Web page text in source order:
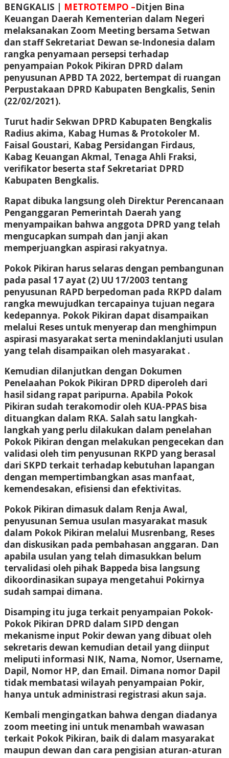
BENGKALIS | METROTEMPO –Ditjen Bina
Keuangan Daerah Kementerian dalam Negeri
melaksanakan Zoom Meeting bersama Setwan
dan staff Sekretariat Dewan se-Indonesia dalam
rangka penyamaan persepsi terhadap
penyampaian Pokok Pikiran DPRD dalam
penyusunan APBD TA 2022, bertempat di ruangan
Perpustakaan DPRD Kabupaten Bengkalis, Senin
(22/02/2021).
Turut hadir Sekwan DPRD Kabupaten Bengkalis
Radius akima, Kabag Humas & Protokoler M.
Faisal Goustari, Kabag Persidangan Firdaus,
Kabag Keuangan Akmal, Tenaga Ahli Fraksi,
verifikator beserta staf Sekretariat DPRD
Kabupaten Bengkalis.
Rapat dibuka langsung oleh Direktur Perencanaan
Penganggaran Pemerintah Daerah yang
menyampaikan bahwa anggota DPRD yang telah
mengucapkan sumpah dan janji akan
memperjuangkan aspirasi rakyatnya.
Pokok Pikiran harus selaras dengan pembangunan
pada pasal 17 ayat (2) UU 17/2003 tentang
penyusunan RAPD berpedoman pada RKPD dalam
rangka mewujudkan tercapainya tujuan negara
kedepannya. Pokok Pikiran dapat disampaikan
melalui Reses untuk menyerap dan menghimpun
aspirasi masyarakat serta menindaklanjuti usulan
yang telah disampaikan oleh masyarakat .
Kemudian dilanjutkan dengan Dokumen
Penelaahan Pokok Pikiran DPRD diperoleh dari
hasil sidang rapat paripurna. Apabila Pokok
Pikiran sudah terakomodir oleh KUA-PPAS bisa
dituangkan dalam RKA. Salah satu langkah-
langkah yang perlu dilakukan dalam penelahan
Pokok Pikiran dengan melakukan pengecekan dan
validasi oleh tim penyusunan RKPD yang berasal
dari SKPD terkait terhadap kebutuhan lapangan
dengan mempertimbangkan asas manfaat,
kemendesakan, efisiensi dan efektivitas.
Pokok Pikiran dimasuk dalam Renja Awal,
penyusunan Semua usulan masyarakat masuk
dalam Pokok Pikiran melalui Musrenbang, Reses
dan diskusikan pada pembahasan anggaran. Dan
apabila usulan yang telah dimasukkan belum
tervalidasi oleh pihak Bappeda bisa langsung
dikoordinasikan supaya mengetahui Pokirnya
sudah sampai dimana.
Disamping itu juga terkait penyampaian Pokok-
Pokok Pikiran DPRD dalam SIPD dengan
mekanisme input Pokir dewan yang dibuat oleh
sekretaris dewan kemudian detail yang diinput
meliputi informasi NIK, Nama, Nomor, Username,
Dapil, Nomor HP, dan Email. Dimana nomor Dapil
tidak membatasi wilayah penyampaian Pokir,
hanya untuk administrasi registrasi akun saja.
Kembali mengingatkan bahwa dengan diadanya
zoom meeting ini untuk menambah wawasan
terkait Pokok Pikiran, baik di dalam masyarakat
maupun dewan dan cara pengisian aturan-aturan